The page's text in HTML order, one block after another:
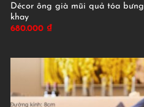
Décor ông già mũi quả tóa bưng
khay
680.000 ₫